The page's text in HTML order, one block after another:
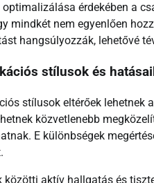
érdekében a
mindkét nem egyenlően
hangsúlyozzák, lehetővé
stílusok és
stílusok eltérőek lehetnek
közvetlenebb
E különbségek
közötti aktív hallgatás és